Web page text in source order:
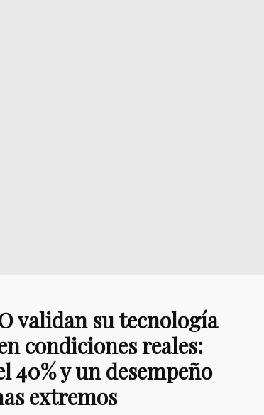
validan su tecnología
condiciones reales:
40% y un desempeño
extremos